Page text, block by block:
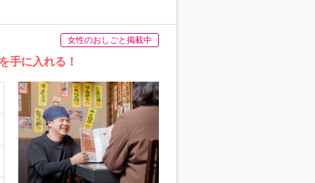
女性のおしごと掲載中
手に入れる！